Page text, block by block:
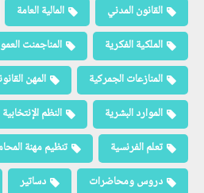
القانون المدني
المالية العامة
الملكية الفكرية
المناجمنت
المنازعات الجمركية
المهن
الموارد البشرية
النظم الإنتخابية
تعلم الفرنسية
تنظيم مهنة
دروس ومحاضرات
دساتير